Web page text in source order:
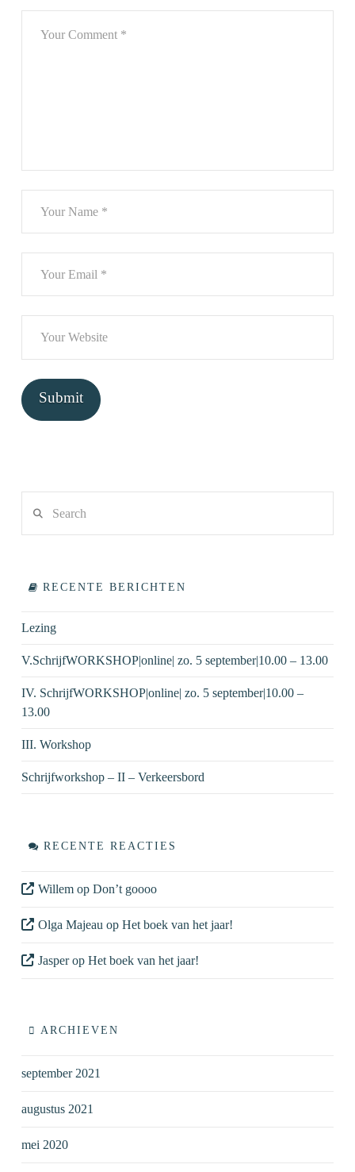
RECENTE BERICHTEN
Lezing
V.SchrijfWORKSHOP|online| zo. 5 september|10.00 – 13.00
IV. SchrijfWORKSHOP|online| zo. 5 september|10.00 –
13.00
III. Workshop
Schrijfworkshop – II – Verkeersbord
RECENTE REACTIES
Willemop Don’t goooo
Olga Majeau op Het boek van het jaar!
Jasperop Het boek van het jaar!
ARCHIEVEN
september 2021
augustus 2021
mei 2020